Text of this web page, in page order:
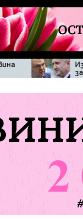
Извънредно новина
за Делян Пеевски